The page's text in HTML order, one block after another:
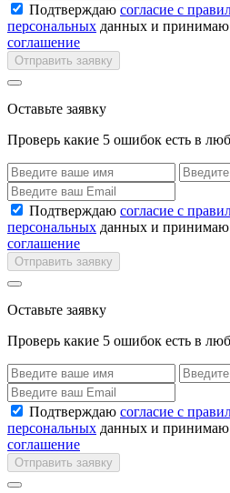
Подтверждаю согласие с
персональных данных и принимаю
соглашение
Отправить заявку
Оставьте заявку
Проверь какие 5 ошибок есть в
Подтверждаю согласие с
персональных данных и принимаю
соглашение
Отправить заявку
Оставьте заявку
Проверь какие 5 ошибок есть в
Подтверждаю согласие с
персональных данных и принимаю
соглашение
Отправить заявку